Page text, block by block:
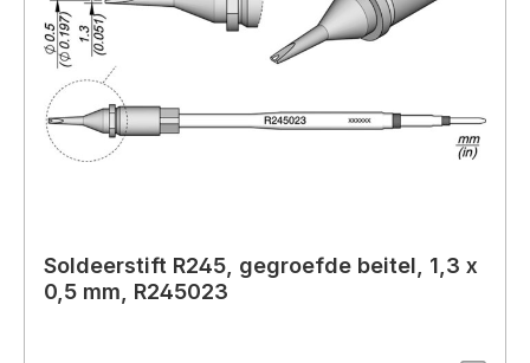
Soldeerstift R245, gegroefde beitel, 1,3 x
0,5 mm, R245023